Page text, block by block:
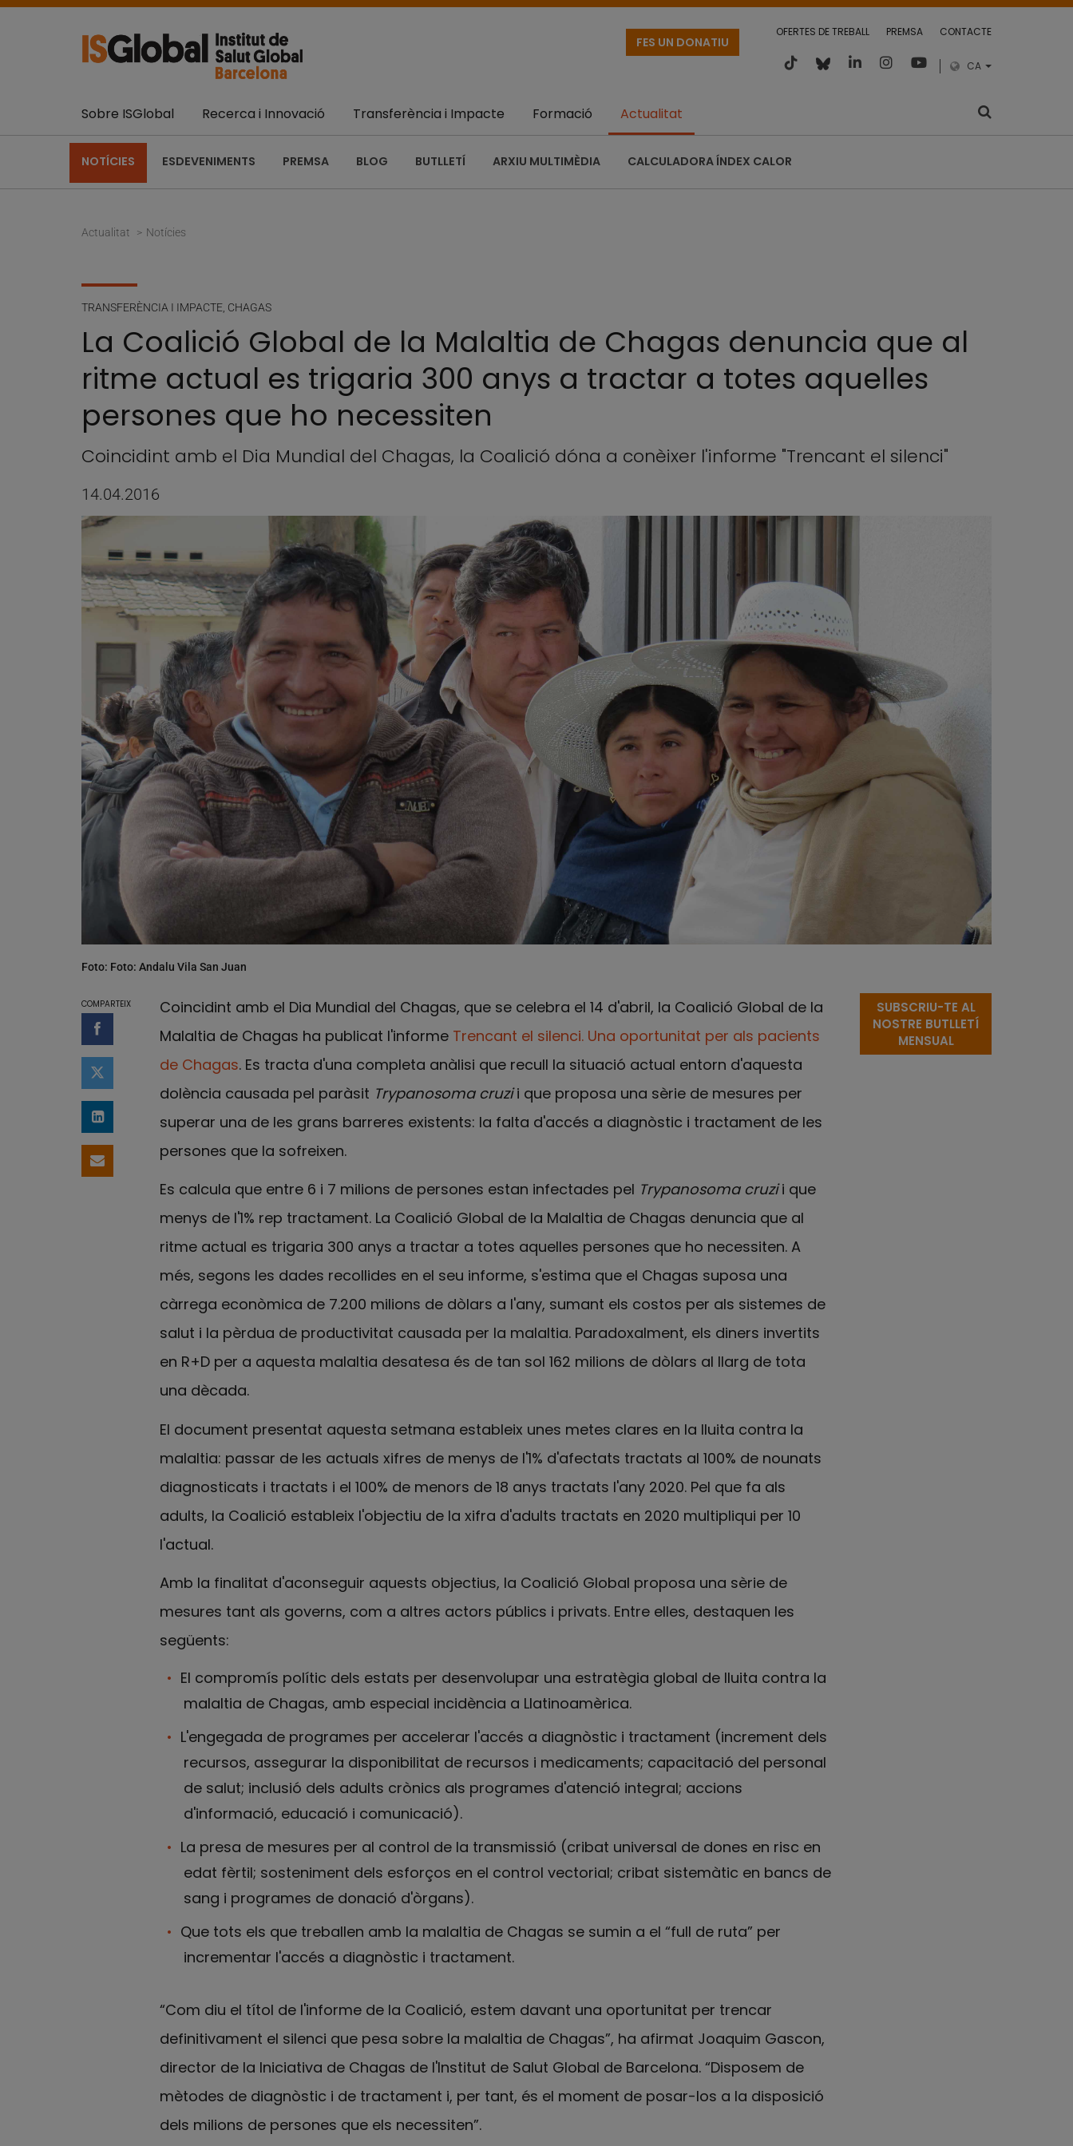
OFERTES DE TREBALL PREMSA CONTACTE
CA
FES UN DONATIU
Sobre ISGlobal Recerca i Innovació Transferència i Impacte Formació Actualitat
NOTÍCIES ESDEVENIMENTS PREMSA BLOG BUTLLETÍ ARXIU MULTIMÈDIA CALCULADORA ÍNDEX CALOR
Actualitat Notícies
TRANSFERÈNCIA I IMPACTE CHAGAS
La Coalició Global de la Malaltia de Chagas denuncia que al
ritme actual es trigaria 300 anys a tractar a totes aquelles
persones que ho necessiten
Coincidint amb el Dia Mundial del Chagas, la Coalició dóna a conèixer l'informe "Trencant el silenci"
14.04.2016
Foto: Foto: Andalu Vila San Juan
COMPARTEIX
Compartir a Facebook
Compartir a Twitter
Comparteix a LinkedIn
Comparteix per email
Coincidint amb el Dia Mundial del Chagas, que se celebra el 14 d'abril, la Coalició Global de la
Malaltia de Chagas ha publicat l'informe Trencant el silenci. Una oportunitat per als pacients
de Chagas. Es tracta d'una completa anàlisi que recull la situació actual entorn d'aquesta
dolència causada pel paràsit Trypanosoma cruzii que proposa una sèrie de mesures per
superar una de les grans barreres existents: la falta d'accés a diagnòstic i tractament de les
persones que la sofreixen.
Es calcula que entre 6 i 7 milions de persones estan infectades pel Trypanosoma cruzii que
menys de l'1% rep tractament. La Coalició Global de la Malaltia de Chagas denuncia que al
ritme actual es trigaria 300 anys a tractar a totes aquelles persones que ho necessiten. A
més, segons les dades recollides en el seu informe, s'estima que el Chagas suposa una
càrrega econòmica de 7.200 milions de dòlars a l'any, sumant els costos per als sistemes de
salut i la pèrdua de productivitat causada per la malaltia. Paradoxalment, els diners invertits
en R+D per a aquesta malaltia desatesa és de tan sol 162 milions de dòlars al llarg de tota
una dècada.
El document presentat aquesta setmana estableix unes metes clares en la lluita contra la
malaltia: passar de les actuals xifres de menys de l'1% d'afectats tractats al 100% de nounats
diagnosticats i tractats i el 100% de menors de 18 anys tractats l'any 2020. Pel que fa als
adults, la Coalició estableix l'objectiu de la xifra d'adults tractats en 2020 multipliqui per 10
l'actual.
Amb la finalitat d'aconseguir aquests objectius, la Coalició Global proposa una sèrie de
mesures tant als governs, com a altres actors públics i privats. Entre elles, destaquen les
següents:
El compromís polític dels estats per desenvolupar una estratègia global de lluita contra la
malaltia de Chagas, amb especial incidència a Llatinoamèrica.
L'engegada de programes per accelerar l'accés a diagnòstic i tractament (increment dels
recursos, assegurar la disponibilitat de recursos i medicaments; capacitació del personal
de salut; inclusió dels adults crònics als programes d'atenció integral; accions
d'informació, educació i comunicació).
La presa de mesures per al control de la transmissió (cribat universal de dones en risc en
edat fèrtil; sosteniment dels esforços en el control vectorial; cribat sistemàtic en bancs de
sang i programes de donació d'òrgans).
Que tots els que treballen amb la malaltia de Chagas se sumin a el “full de ruta” per
incrementar l'accés a diagnòstic i tractament.
“Com diu el títol de l'informe de la Coalició, estem davant una oportunitat per trencar
definitivament el silenci que pesa sobre la malaltia de Chagas”, ha afirmat Joaquim Gascon,
director de la Iniciativa de Chagas de l'Institut de Salut Global de Barcelona. “Disposem de
mètodes de diagnòstic i de tractament i, per tant, és el moment de posar-los a la disposició
dels milions de persones que els necessiten”.
SUBSCRIU-TE AL
NOSTRE BUTLLETÍ
MENSUAL